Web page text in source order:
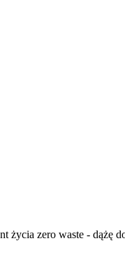
zero waste -